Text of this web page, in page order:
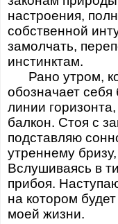
настроения,
собственной
замолчать,
инстинктам.
Рано утром,
обозначает
линии
балкон. Стоя с
подставляю
утреннему
Вслушиваясь в
прибоя.
на котором
моей жизни.